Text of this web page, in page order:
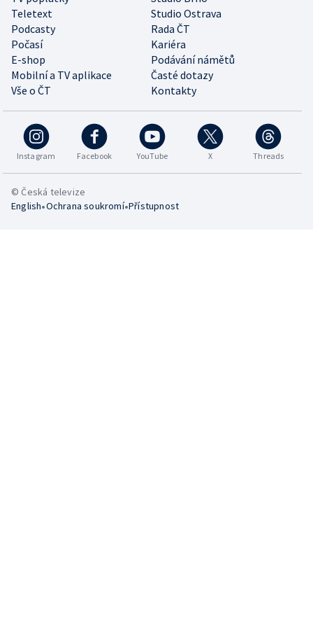
Teletext
Studio Ostrava
Podcasty
Rada ČT
Počasí
Kariéra
E-shop
Podávání námětů
Mobilní a TV aplikace
Časté dotazy
Vše o ČT
Kontakty
Instagram Facebook YouTube X Threads
© Česká televize
English•Ochrana soukromí•Přístupnost